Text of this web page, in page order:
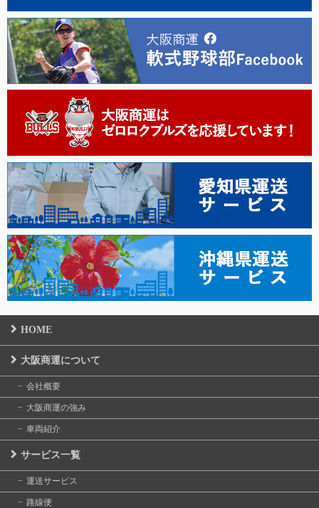
HOME
大阪商運について
会社概要
大阪商運の強み
車両紹介
サービス一覧
運送サービス
路線便